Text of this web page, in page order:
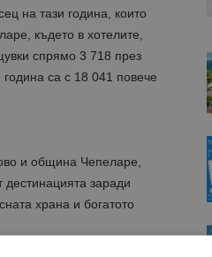
на тази година, които
където в хотелите,
спрямо 3 718 през
са с 18 041 повече
и община Чепеларе,
дестинацията заради
храна и богатото